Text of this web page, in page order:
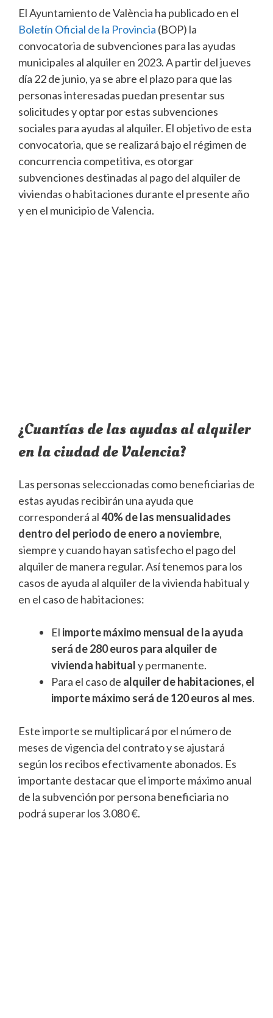
El Ayuntamiento de València ha publicado en el
Boletín Oficial de la Provincia (BOP) la
convocatoria de subvenciones para las ayudas
municipales al alquiler en 2023. A partir del jueves
día 22 de junio, ya se abre el plazo para que las
personas interesadas puedan presentar sus
solicitudes y optar por estas subvenciones
sociales para ayudas al alquiler. El objetivo de esta
convocatoria, que se realizará bajo el régimen de
concurrencia competitiva, es otorgar
subvenciones destinadas al pago del alquiler de
viviendas o habitaciones durante el presente año
y en el municipio de Valencia.
¿Cuantías de las ayudas al alquiler
en la ciudad de Valencia?
Las personas seleccionadas como beneficiarias de
estas ayudas recibirán una ayuda que
corresponderá al40% de las mensualidades
dentro del periodo de enero a noviembre,
siempre y cuando hayan satisfecho el pago del
alquiler de manera regular. Así tenemos para los
casos de ayuda al alquiler de la vivienda habitual y
en el caso de habitaciones:
El importe máximo mensual de la ayuda
será de 280 euros para alquiler de
vivienda habitualy permanente.
Para el caso de alquiler de habitaciones, el
importe máximo será de 120 euros al mes.
Este importe se multiplicará por el número de
meses de vigencia del contrato y se ajustará
según los recibos efectivamente abonados. Es
importante destacar que el importe máximo anual
de la subvención por persona beneficiaria no
podrá superar los 3.080 €.